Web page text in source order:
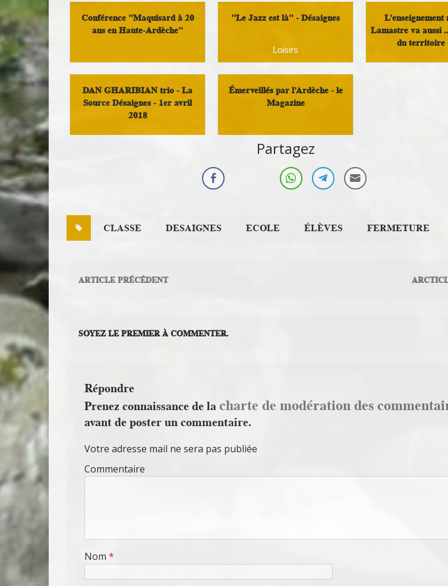
Conférence "Maquisard à 20
ans en Haute-Ardèche"
Histoire et Patrimoine
"Le Jazz est là" - Désaignes
Loisirs
L'enseignement
Lamastre va aussi
du territoire
DAN GHARIBIAN trio - La
Source Désaignes - 1er avril
2018
Émerveillés par l'Ardèche - le
Magazine
Tourisme
Partagez
CLASSE DESAIGNES ECOLE ÉLÈVES FERMETURE
ARTICLE PRÉCÉDENT
SOYEZ LE PREMIER À COMMENTER.
Répondre
Prenez connaissance de lacharte de modération des
avant de poster un commentaire.
Votre adresse mail ne sera pas publiée
Commentaire
Nom *